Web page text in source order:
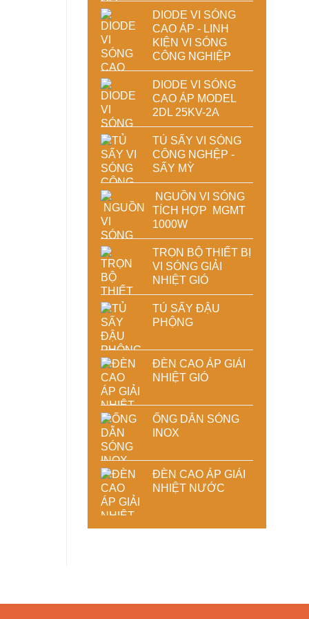
DIODE VI SÓNG
CAO ÁP - LINH
KIỆN VI SÓNG
CÔNG NGHIỆP
DIODE VI SÓNG
CAO ÁP MODEL
2DL 25KV-2A
TỦ SẤY VI SÓNG
CÔNG NGHỆP -
SẤY MỲ
NGUỒN VI SÓNG
TÍCH HỢP MGMT
1000W
TRỌN BỘ THIẾT BỊ
VI SÓNG GIẢI
NHIỆT GIÓ
TỦ SẤY ĐẬU
PHỘNG
ĐÈN CAO ÁP GIẢI
NHIỆT GIÓ
ỐNG DẪN SÓNG
INOX
ĐÈN CAO ÁP GIẢI
NHIỆT NƯỚC